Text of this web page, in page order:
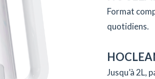
Format
quotidiens.
Jusqu’à 2L,